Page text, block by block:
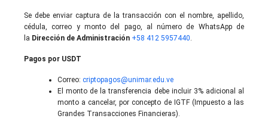
Se debe enviar captura de la transacción con el nombre, apellido,
cédula, correo y monto del pago, al número de WhatsApp de
la Dirección de Administración +58 412 5957440
Pagos por USDT
Correo: criptopagos@unimar.edu.ve
El monto de la transferencia debe incluir 3% adicional al
monto a cancelar, por concepto de IGTF (Impuesto a las
Grandes Transacciones Financieras).